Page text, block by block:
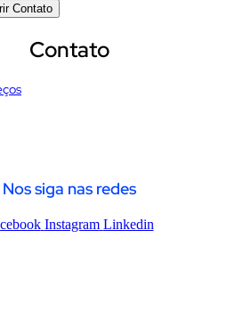
Contato
Contato
Nos siga nas redes
Instagram Linkedin